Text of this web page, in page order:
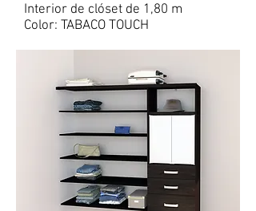
Interior de clóset de 1,80 m
Color: TABACO TOUCH